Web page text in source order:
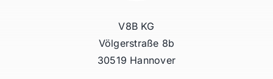
V8B KG
Völgerstraße 8b
30519 Hannover